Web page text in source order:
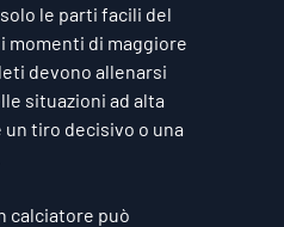
le parti facili del
momenti di maggiore
devono allenarsi
situazioni ad alta
tiro decisivo o una
calciatore può